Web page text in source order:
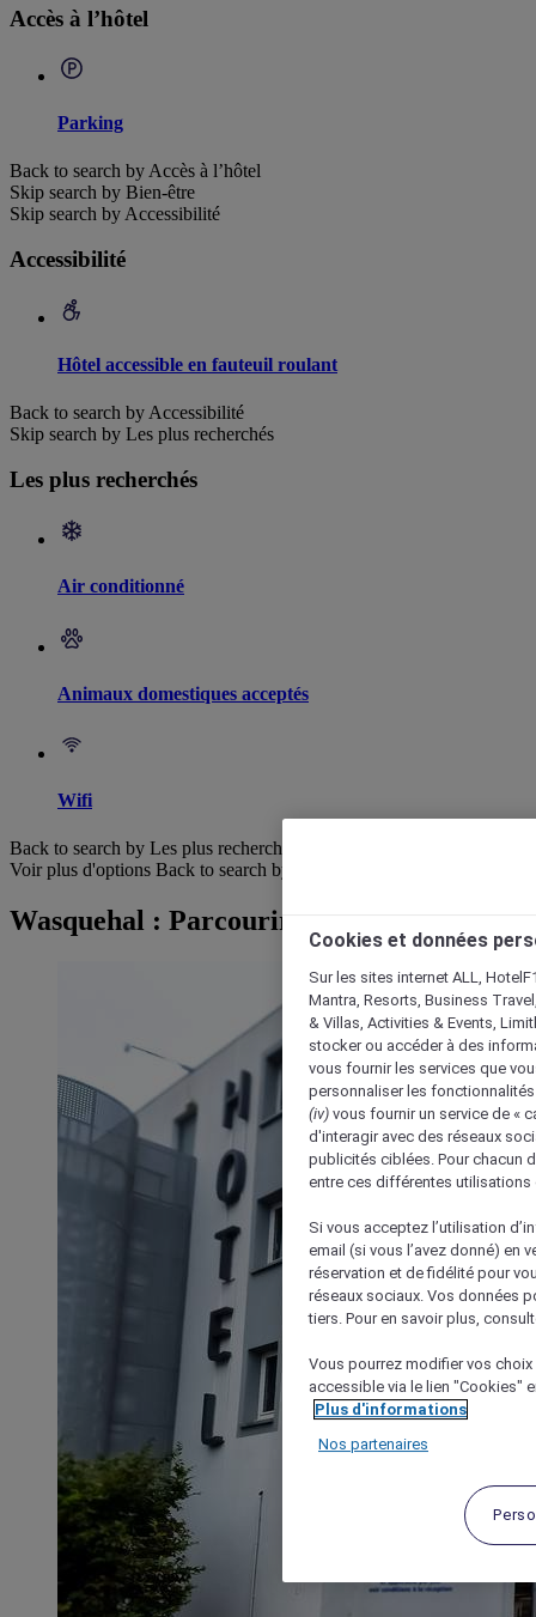
Accès à l’hôtel
Parking
Back to search by Accès à l’hôtel
Skip search by Bien-être
Skip search by Accessibilité
Accessibilité
Hôtel accessible en fauteuil roulant
Back to search by Accessibilité
Skip search by Les plus recherchés
Les plus recherchés
Air conditionné
Animaux domestiques acceptés
Wifi
Back to search by Les plus recherchés
Voir plus d'options Back to search by categories
Wasquehal : Parcourir les hôtels
Cookies et données
Sur les sites internet ALL,
Mantra, Resorts, Business
& Villas, Activities & Events,
stocker ou accéder à des
vous fournir les services que
personnaliser les
(iv) vous fournir un service de «
d'interagir avec des réseaux
publicités ciblées. Pour chacun
entre ces différentes utilisations
Si vous acceptez l’utilisation
email (si vous l’avez donné) en
réservation et de fidélité pour
réseaux sociaux. Vos données
tiers. Pour en savoir plus,
Vous pourrez modifier vos
accessible via le lien "Cookies"
Plus d'informations
Nos partenaires